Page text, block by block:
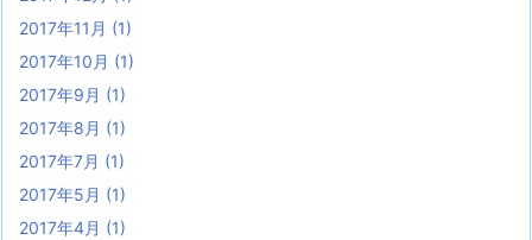
2017年11月 (1)
2017年10月 (1)
2017年9月 (1)
2017年8月 (1)
2017年7月 (1)
2017年5月 (1)
2017年4月 (1)